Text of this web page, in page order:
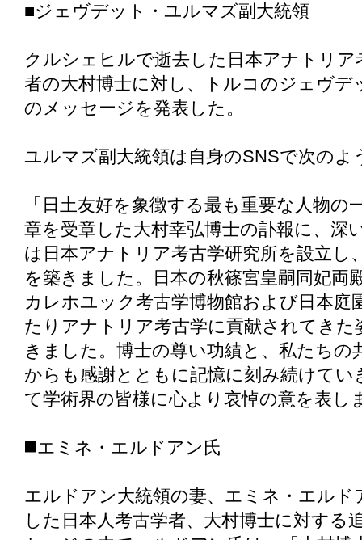
■ジェヴデット・ユルマズ副大統領
クルシェヒルで逝去した日本アナトリア
者の大村博士に対し、トルコのジェヴ
のメッセージを発表した。
ユルマズ副大統領は自身のSNSで次のよ
「日土友好を象徴する最も重要な人物
章を受章した大村幸弘博士の訃報に、深
は日本アナトリア考古学研究所を設立し
を築きました。日本の秋篠宮皇嗣同妃両
カレホユック考古学博物館および日本庭
たりアナトリア考古学に貢献されてき
きました。博士の尊い功績と、私たち
からも感謝とともに記憶に刻み続けて
て学術界の皆様に心より哀悼の意を表し
◼️エミネ・エルドアン氏
エルドアン大統領の妻、エミネ・エル
した日本人考古学者、大村博士に対する